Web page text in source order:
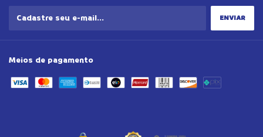
Meios de pagamento